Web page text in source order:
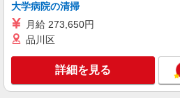
派遣社員
株式会社テクノ・サービス/お仕事No/
時給1200円交通
茨城県日立市 ＊
大学病院の清掃
月給 273,650円
品川区
詳細を見る